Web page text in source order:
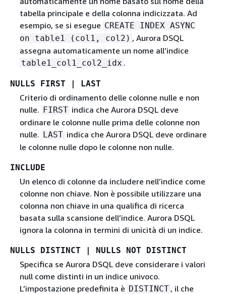
tabella principale e della colonna indicizzata. Ad
esempio, se si esegue CREATE INDEX ASYNC
on table1 (col1, col2) , Aurora DSQL
assegna automaticamente un nome all’indice
table1_col1_col2_idx .
NULLS FIRST | LAST
Criterio di ordinamento delle colonne nulle e non
nulle. FIRST indica che Aurora DSQL deve
ordinare le colonne nulle prima delle colonne non
nulle. LAST indica che Aurora DSQL deve ordinare
le colonne nulle dopo le colonne non nulle.
INCLUDE
Un elenco di colonne da includere nell’indice come
colonne non chiave. Non è possibile utilizzare una
colonna non chiave in una qualifica di ricerca
basata sulla scansione dell’indice. Aurora DSQL
ignora la colonna in termini di unicità di un indice.
NULLS DISTINCT | NULLS NOT DISTINCT
Specifica se Aurora DSQL deve considerare i valori
null come distinti in un indice univoco.
L’impostazione predefinita è DISTINCT , il che